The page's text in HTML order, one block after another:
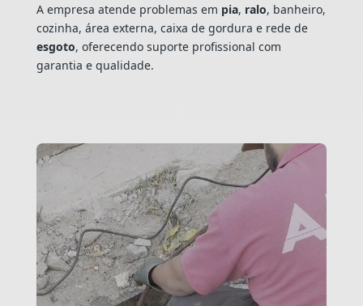
A empresa atende problemas em pia, ralo, banheiro,
cozinha, área externa, caixa de gordura e rede de
esgoto, oferecendo suporte profissional com
garantia e qualidade.